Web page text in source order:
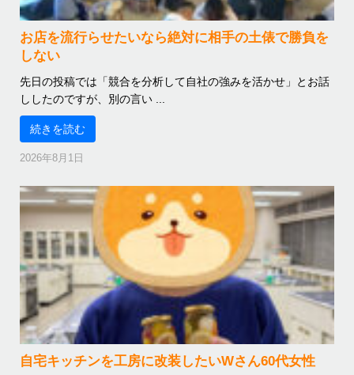
お店を流行らせたいなら絶対に相手の土俵で勝負を
しない
先日の投稿では「競合を分析して自社の強みを活かせ」とお話
ししたのですが、別の言い ...
続きを読む
2026年8月1日
自宅キッチンを工房に改装したいWさん60代女性